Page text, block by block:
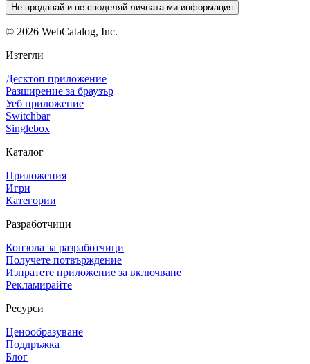
Не продавай и не споделяй личната ми информация
© 2026 WebCatalog, Inc.
Изтегли
Десктоп приложение
Разширение за браузър
Уеб приложение
Switchbar
Singlebox
Каталог
Приложения
Игри
Категории
Разработчици
Конзола за разработчици
Получете потвърждение
Изпратете приложение за включване
Рекламирайте
Ресурси
Ценообразуване
Поддръжка
Блог